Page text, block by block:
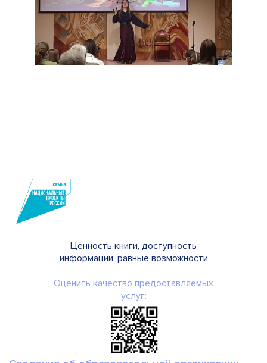
Ценность книги, доступность
информации, равные возможности
Оценить качество предоставляемых
услуг: